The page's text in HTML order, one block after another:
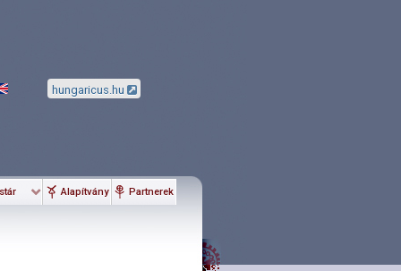
hungaricus.hu
Alapítvány Partnerek